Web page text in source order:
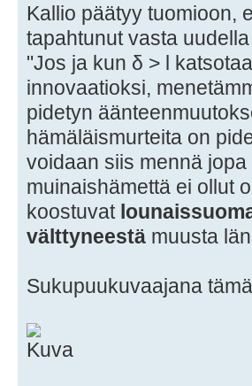
Kallio päätyy tuomioon,
tapahtunut vasta
"Jos ja kun δ > l
innovaatioksi,
pidetyn
hämäläismurteita on
voidaan siis mennä
muinaishämettä ei ollut
koostuvat
välttyneestä muusta
Sukupuukuvaajana